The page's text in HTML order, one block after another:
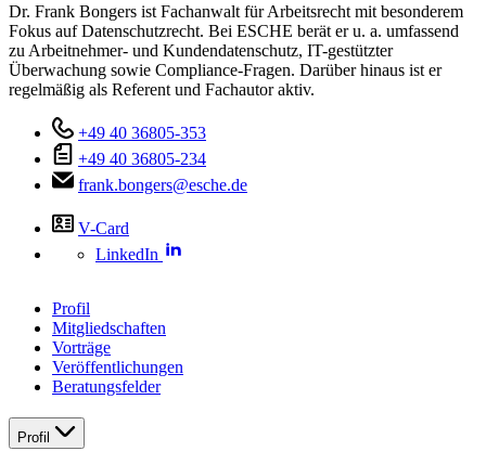
Dr. Frank Bongers ist Fachanwalt für Arbeitsrecht mit besonderem
Fokus auf Datenschutzrecht. Bei ESCHE berät er u. a. umfassend
zu Arbeitnehmer- und Kundendatenschutz, IT-gestützter
Überwachung sowie Compliance-Fragen. Darüber hinaus ist er
regelmäßig als Referent und Fachautor aktiv.
+49 40 36805-353
+49 40 36805-234
frank.bongers@esche.de
V-Card
LinkedIn
Profil
Mitgliedschaften
Vorträge
Veröffentlichungen
Beratungsfelder
Profil